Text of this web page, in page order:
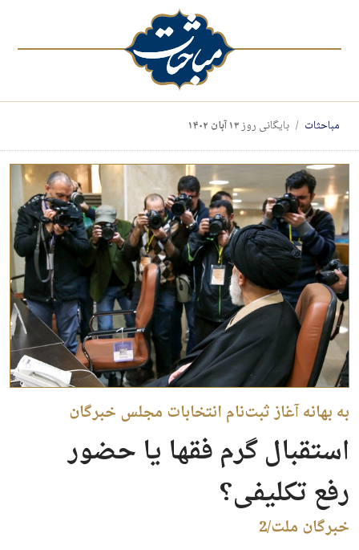
مباحثات بایگانی روز۱۳ آبان ۱۴۰۲
به بهانه آغاز ثبت‌نام انتخابات مجلس خبرگان
استقبال گرم فقها یا حضور
رفع تکلیفی؟
خبرگان ملت/2